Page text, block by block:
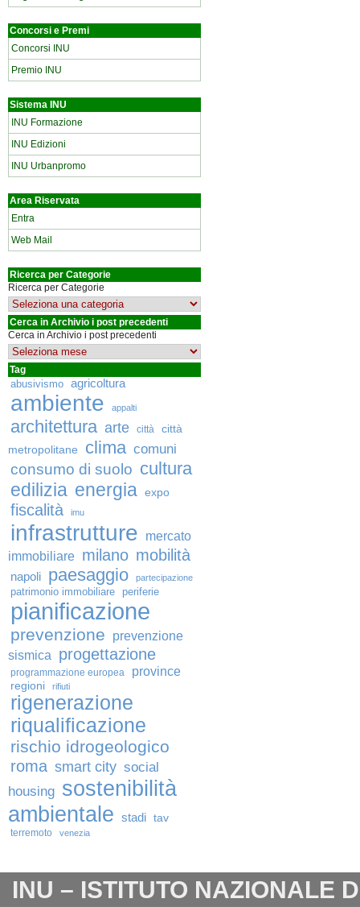
Concorsi e Premi
Concorsi INU
Premio INU
Sistema INU
INU Formazione
INU Edizioni
INU Urbanpromo
Area Riservata
Entra
Web Mail
Ricerca per Categorie
Ricerca per Categorie
Cerca in Archivio i post precedenti
Cerca in Archivio i post precedenti
Tag
abusivismo agricoltura
ambiente appalti
architettura arte città
città
metropolitane
clima comuni
consumo di suolo cultura
edilizia energia expo
fiscalità imu
infrastrutture
mercato
immobiliare milano mobilità
napoli paesaggio partecipazione
patrimonio immobiliare periferie
pianificazione
prevenzione
prevenzione
sismica
progettazione
programmazione europea province
regioni rifiuti
rigenerazione
riqualificazione
rischio idrogeologico
roma smart city social
housing sostenibilità
ambientale stadi tav
terremoto venezia
INU – ISTITUTO NAZIONALE